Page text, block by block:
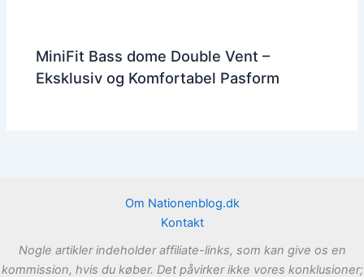
MiniFit Bass dome Double Vent –
Eksklusiv og Komfortabel Pasform
Om Nationenblog.dk
Kontakt
Nogle artikler indeholder affiliate-links, som kan give os en
kommission, hvis du køber. Det påvirker ikke vores konklusioner;